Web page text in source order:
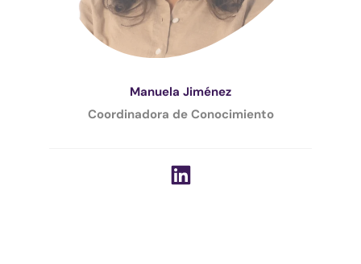
Manuela Jiménez
Coordinadora de Conocimiento